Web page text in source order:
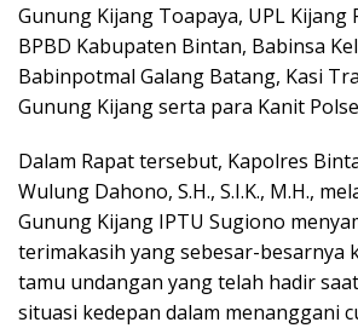
Gunung Kijang Toapaya, UPL Kijang
BPBD Kabupaten Bintan, Babinsa
Babinpotmal Galang Batang, Kasi
Gunung Kijang serta para Kanit
Dalam Rapat tersebut, Kapolres
Wulung Dahono, S.H., S.I.K., M.H.,
Gunung Kijang IPTU Sugiono
terimakasih yang sebesar-besarnya
tamu undangan yang telah hadir
situasi kedepan dalam menanggani